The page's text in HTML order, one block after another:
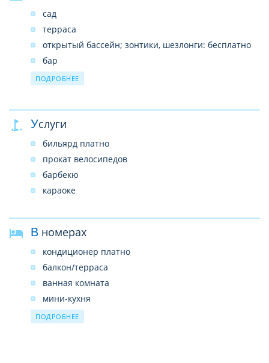
сад
терраса
открытый бассейн; зонтики, шезлонги: бесплатно
бар
прокат автомобилей
камера хранения багажа
прачечная платно
Wi-Fi бесплатно в общественных зонах
ПОДРОБНЕЕ
Услуги
бильярд платно
прокат велосипедов
барбекю
караоке
В номерах
кондиционер платно
балкон/терраса
ванная комната
мини-кухня
ванна/душ
ПОДРОБНЕЕ